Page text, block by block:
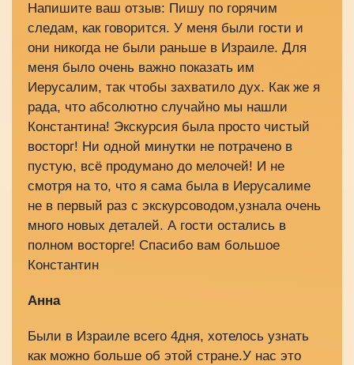
Напишите ваш отзыв: Пишу по горячим
следам, как говорится. У меня были гости и
они никогда не были раньше в Израиле. Для
меня было очень важно показать им
Иерусалим, так чтобы захватило дух. Как же я
рада, что абсолютно случайно мы нашли
Константина! Экскурсия была просто чистый
восторг! Ни одной минутки не потрачено в
пустую, всё продумано до мелочей! И не
смотря на то, что я сама была в Иерусалиме
не в первый раз с экскурсоводом,узнала очень
много новых деталей. А гости остались в
полном восторге! Спасибо вам большое
Константин
Анна
Были в Израиле всего 4дня, хотелось узнать
как можно больше об этой стране.У нас это